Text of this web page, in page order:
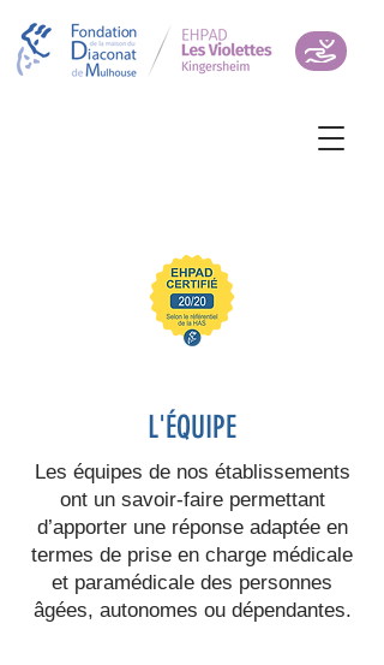
L'ÉQUIPE
Les équipes de nos établissements
ont un savoir-faire permettant
d’apporter une réponse adaptée en
termes de prise en charge médicale
et paramédicale des personnes
âgées, autonomes ou dépendantes.